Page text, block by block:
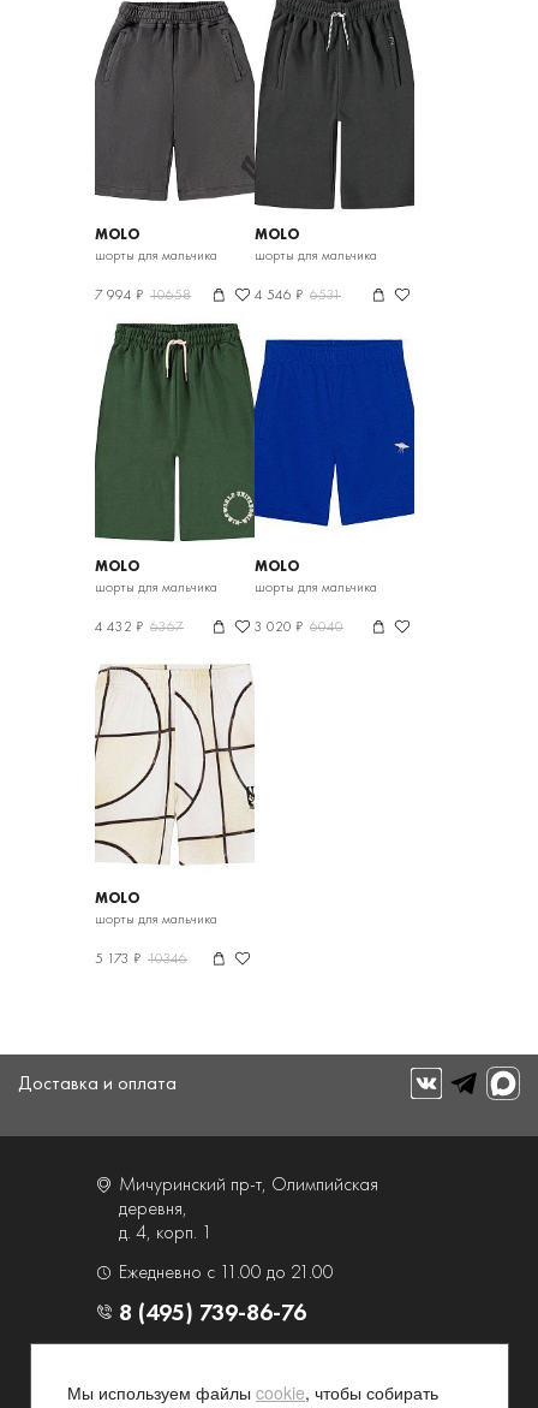
MOLO
шорты для мальчика
7 994 ₽ 10658
MOLO
шорты для мальчика
4 546 ₽ 6531
MOLO
шорты для мальчика
4 432 ₽ 6367
MOLO
шорты для мальчика
3 020 ₽ 6040
MOLO
шорты для мальчика
5 173 ₽ 10346
Доставка и оплата
Мичуринский пр-т, Олимпийская
деревня,
д. 4, корп. 1
Ежедневно с 11.00 до 21.00
8 (495) 739-86-76
Мы используем файлы cookie, чтобы собирать